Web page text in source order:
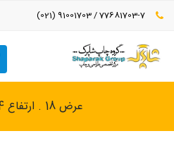
عرض 18 . ارتفاع 24 . عطف 8